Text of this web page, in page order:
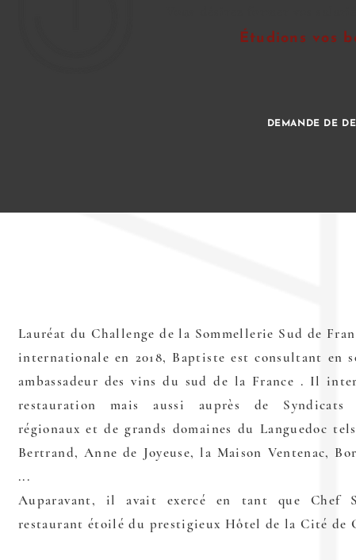
Étudions vos
DEMANDE DE
Lauréat du Challenge de la Sommellerie Sud de
internationale en 2018, Baptiste est consultant en
ambassadeur des vins du sud de la France . Il
restauration mais aussi auprès de Syndicats
régionaux et de grands domaines du Languedoc
Bertrand, Anne de Joyeuse, la Maison Ventenac,
...
Auparavant, il avait exercé en tant que Chef
restaurant étoilé du prestigieux Hôtel de la Cité de